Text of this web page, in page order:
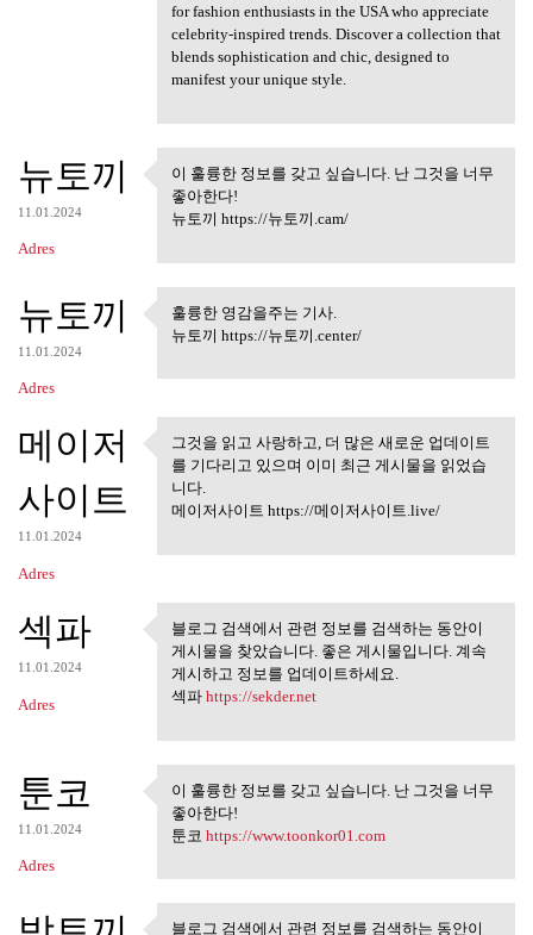
for fashion enthusiasts in the USA who appreciate
celebrity-inspired trends. Discover a collection that
blends sophistication and chic, designed to
manifest your unique style.
뉴토끼
11.01.2024
Adres
이 훌륭한 정보를 갖고 싶습니다.
난 그것을 너무
이 훌륭한 정보를 갖고 싶습니다. 난 그것을 너무
좋아한다!
뉴토끼 https://뉴토끼.cam/
뉴토끼
11.01.2024
Adres
훌륭한 영감을주는 기사.
훌륭한 영감을주는 기사.
뉴토끼 https://뉴토끼.center/
메이저
사이트
11.01.2024
Adres
그것을 읽고 사랑하고, 더 많은 새
로운 업데이트를
그것을 읽고 사랑하고, 더 많은 새로운 업데이트
를 기다리고 있으며 이미 최근 게시물을 읽었습
니다.
메이저사이트 https://메이저사이트.live/
섹파
11.01.2024
Adres
블로그 검색에서 관련 정보를 검
색하는 동안이 게시물을
블로그 검색에서 관련 정보를 검색하는 동안이
게시물을 찾았습니다. 좋은 게시물입니다. 계속
게시하고 정보를 업데이트하세요.
섹파 https://sekder.net
툰코
11.01.2024
Adres
이 훌륭한 정보를 갖고 싶습니다.
난 그것을 너무
이 훌륭한 정보를 갖고 싶습니다. 난 그것을 너무
좋아한다!
툰코 https://www.toonkor01.com
블로그 검색에서 관련 정보를 검색하는 동안이